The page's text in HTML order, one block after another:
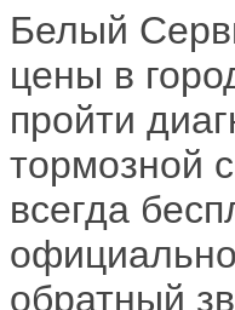
Белый
цены в
пройти
тормозной
всегда
обратный